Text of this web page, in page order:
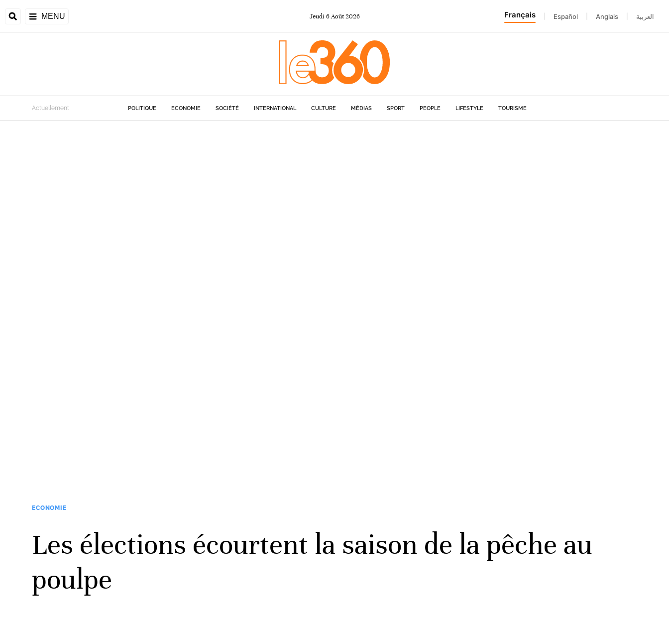
MENU Jeudi 6Août 2026 Français Español Anglais العربية
Actuellement POLITIQUE ECONOMIE SOCIÉTÉ INTERNATIONAL CULTURE MÉDIAS SPORT PEOPLE LIFESTYLE TOURISME
ECONOMIE
Les élections écourtent la saison de la pêche au
poulpe